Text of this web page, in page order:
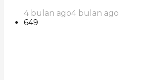
4 bulan ago4 bulan ago
649